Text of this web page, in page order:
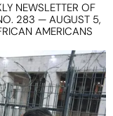
NEWSLETTER OF
283 — AUGUST 5,
AMERICANS